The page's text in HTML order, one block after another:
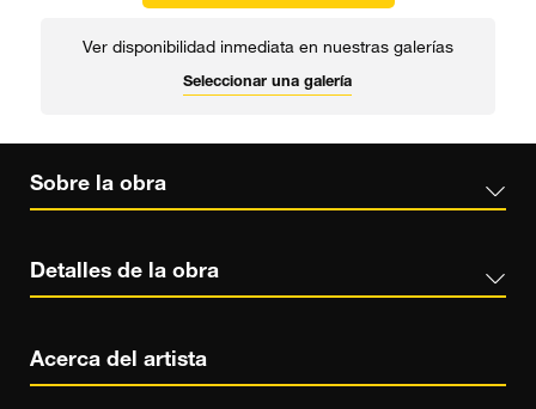
Ver disponibilidad inmediata en nuestras galerías
Seleccionar una galería
Sobre la obra
Detalles de la obra
Acerca del artista